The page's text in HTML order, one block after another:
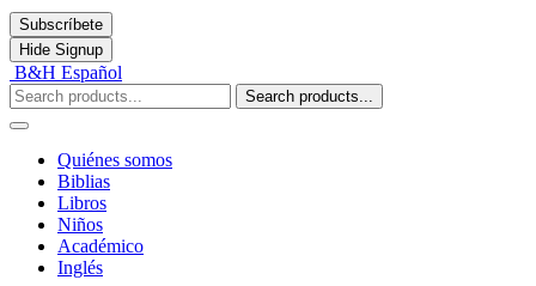
Subscríbete
Hide Signup
B&H Español
Search products...
Quiénes somos
Biblias
Libros
Niños
Académico
Inglés